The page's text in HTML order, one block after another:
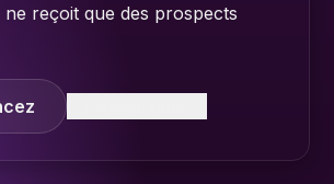
ne reçoit que des prospects